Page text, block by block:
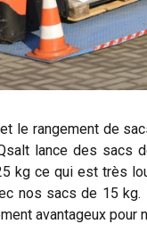
le rangement de
lance des sacs
kg ce qui est très
nos sacs de 15 kg.
avantageux pour